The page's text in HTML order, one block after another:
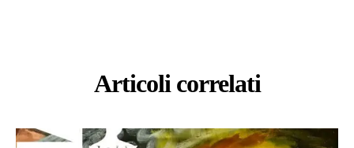
Articoli correlati